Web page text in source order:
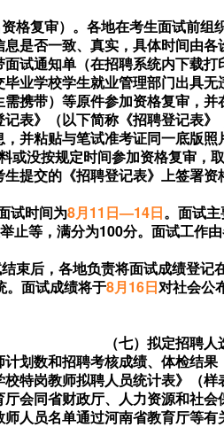
格复审）。各地在考生面试前
是否一致、真实，具体时间由
试通知单（在招聘系统内下载
业学校学生就业管理部门出具
携带）等原件参加资格复审，
表》（以下简称《招聘登记表
并粘贴与笔试准考证同一底版
或没按规定时间参加资格复审，
提交的《招聘登记表》上签署
试时间为8月11日—14日。面试
止等，满分为100分。面试工作
束后，各地负责将面试成绩登
。面试成绩将于8月16日对社会公
（七）拟定招聘人
划数和招聘考核成绩、体检结
特岗教师拟聘人员统计表》（
会同省财政厅、人力资源和社
师人员名单通过河南省教育厅等